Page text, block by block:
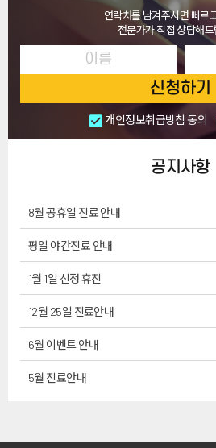
공지사항
8월 공휴일 진료 안내
평일 야간진료 안내
1월 1일 신정 휴진
12월 25일 진료안내
6월 이벤트 안내
5월 진료안내
연락처를 남겨주시면 빠르
전문가가 직접 상담해
신청하기
개인정보취급방침 동의